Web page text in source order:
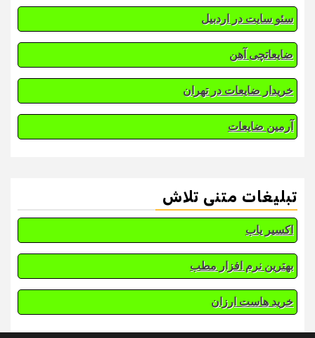
سئو سایت در اردبیل
ضایعاتچی آهن
خریدار ضایعات در تهران
آرمین ضایعات
تبلیغات متنی تلاش
اکسیر یاب
بهترین نرم افزار مطب
خرید هاست ارزان